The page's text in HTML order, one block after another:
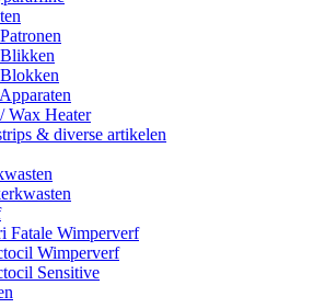
Wax Heater
& diverse artikelen
Fatale Wimperverf
Wimperverf
Sensitive